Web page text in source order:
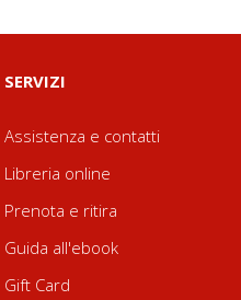
SERVIZI
Assistenza e contatti
Libreria online
Prenota e ritira
Guida all'ebook
Gift Card